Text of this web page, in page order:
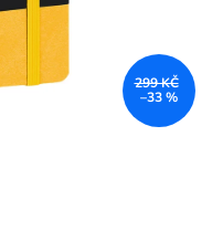
299 KČ
–33 %